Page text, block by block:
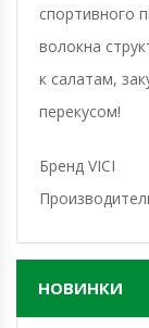
спортивного
волокна
к салатам,
перекусом!
Бренд VICI
НОВИНКИ